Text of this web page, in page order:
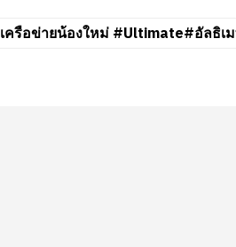
เครือข่ายน้องใหม่ #Ultimate#อัลธิ